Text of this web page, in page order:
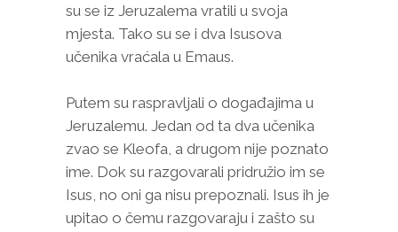
su se iz Jeruzalema vratili u svoja
mjesta. Tako su se i dva Isusova
učenika vraćala u Emaus.
Putem su raspravljali o događajima u
Jeruzalemu. Jedan od ta dva učenika
zvao se Kleofa, a drugom nije poznato
ime. Dok su razgovarali pridružio im se
Isus, no oni ga nisu prepoznali. Isus ih je
upitao o čemu razgovaraju i zašto su